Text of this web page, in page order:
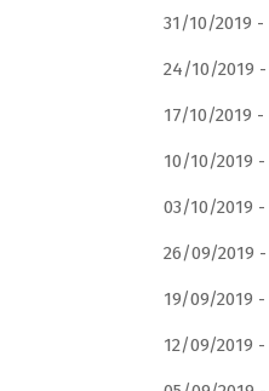
31/10/2019 -
24/10/2019 -
17/10/2019 -
10/10/2019 -
03/10/2019 -
26/09/2019 -
19/09/2019 -
12/09/2019 -